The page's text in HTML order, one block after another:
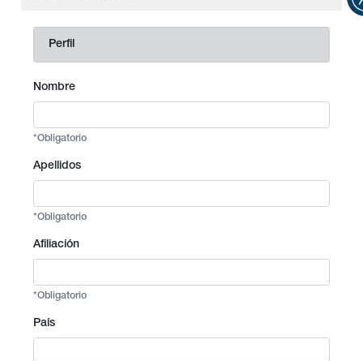
Perfil
Nombre
*Obligatorio
Apellidos
*Obligatorio
Afiliación
*Obligatorio
País